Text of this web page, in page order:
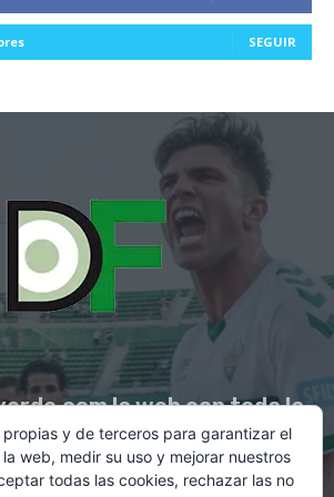
SEGUIR
la web con toda la
del Elche C.F.
propias y de terceros para garantizar el
web, medir su uso y mejorar nuestros
todas las cookies, rechazar las no